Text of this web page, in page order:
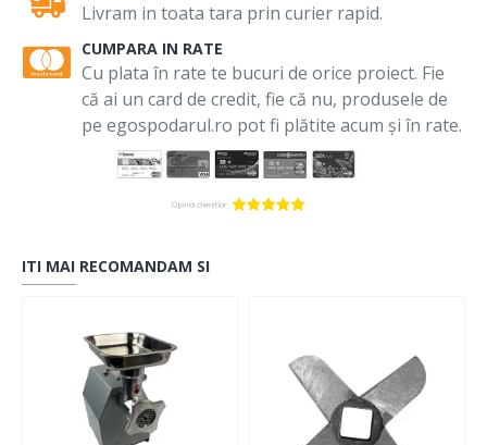
Livram in toata tara prin curier rapid.
CUMPARA IN RATE
Cu plata în rate te bucuri de orice proiect. Fie
că ai un card de credit, fie că nu, produsele de
pe egospodarul.ro pot fi plătite acum și în rate.
ITI MAI RECOMANDAM SI